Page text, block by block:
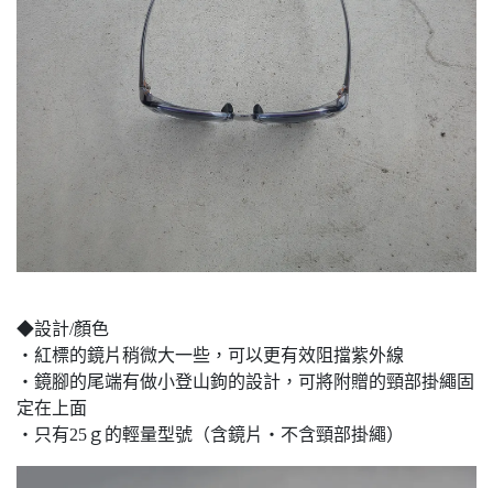
◆設計/顏色
・紅標的鏡片稍微大一些，可以更有效阻擋紫外線
・鏡腳的尾端有做小登山鉤的設計，可將附贈的頸部掛繩固
定在上面
・只有25ｇ的輕量型號（含鏡片・不含頸部掛繩）